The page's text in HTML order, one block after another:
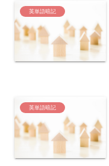
英単語暗記
英単語暗記